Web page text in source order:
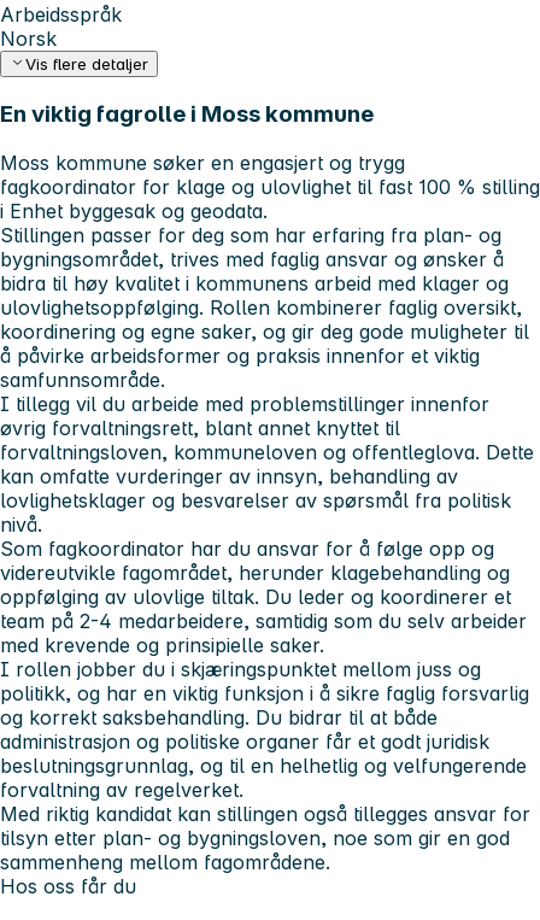
Arbeidsspråk
Norsk
Vis flere detaljer
En viktig fagrolle i Moss kommune
Moss kommune søker en engasjert og trygg
fagkoordinator for klage og ulovlighet til fast 100 % stilling
i Enhet byggesak og geodata.
Stillingen passer for deg som har erfaring fra plan- og
bygningsområdet, trives med faglig ansvar og ønsker å
bidra til høy kvalitet i kommunens arbeid med klager og
ulovlighetsoppfølging. Rollen kombinerer faglig oversikt,
koordinering og egne saker, og gir deg gode muligheter til
å påvirke arbeidsformer og praksis innenfor et viktig
samfunnsområde.
I tillegg vil du arbeide med problemstillinger innenfor
øvrig forvaltningsrett, blant annet knyttet til
forvaltningsloven, kommuneloven og offentleglova. Dette
kan omfatte vurderinger av innsyn, behandling av
lovlighetsklager og besvarelser av spørsmål fra politisk
nivå.
Som fagkoordinator har du ansvar for å følge opp og
videreutvikle fagområdet, herunder klagebehandling og
oppfølging av ulovlige tiltak. Du leder og koordinerer et
team på 2-4 medarbeidere, samtidig som du selv arbeider
med krevende og prinsipielle saker.
I rollen jobber du i skjæringspunktet mellom juss og
politikk, og har en viktig funksjon i å sikre faglig forsvarlig
og korrekt saksbehandling. Du bidrar til at både
administrasjon og politiske organer får et godt juridisk
beslutningsgrunnlag, og til en helhetlig og velfungerende
forvaltning av regelverket.
Med riktig kandidat kan stillingen også tillegges ansvar for
tilsyn etter plan- og bygningsloven, noe som gir en god
sammenheng mellom fagområdene.
Hos oss får du